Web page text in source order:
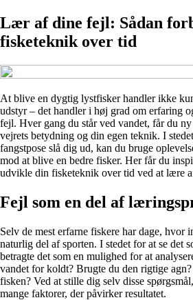
Lær af dine fejl: Sådan
fisketeknik over tid
At blive en dygtig lystfisker handler ikke
udstyr – det handler i høj grad om erfaring
fejl. Hver gang du står ved vandet, får du
vejrets betydning og din egen teknik. I
fangstpose slå dig ud, kan du bruge
mod at blive en bedre fisker. Her får du
udvikle din fisketeknik over tid ved at lære
Fejl som en del af
Selv de mest erfarne fiskere har dage, hvor
naturlig del af sporten. I stedet for at se det
betragte det som en mulighed for at
vandet for koldt? Brugte du den rigtige
fisken? Ved at stille dig selv disse
mange faktorer, der påvirker resultatet.